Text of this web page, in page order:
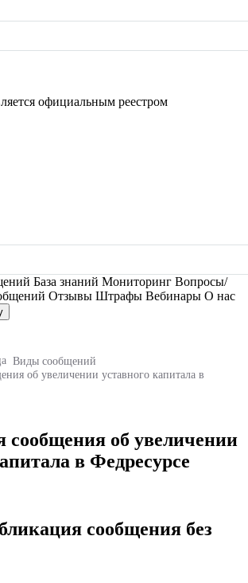
официальным реестром
База знаний Мониторинг Вопросы/
Отзывы Штрафы Вебинары О нас
Виды сообщений
об увеличении уставного капитала в
сообщения об увеличении
в Федресурсе
сообщения без